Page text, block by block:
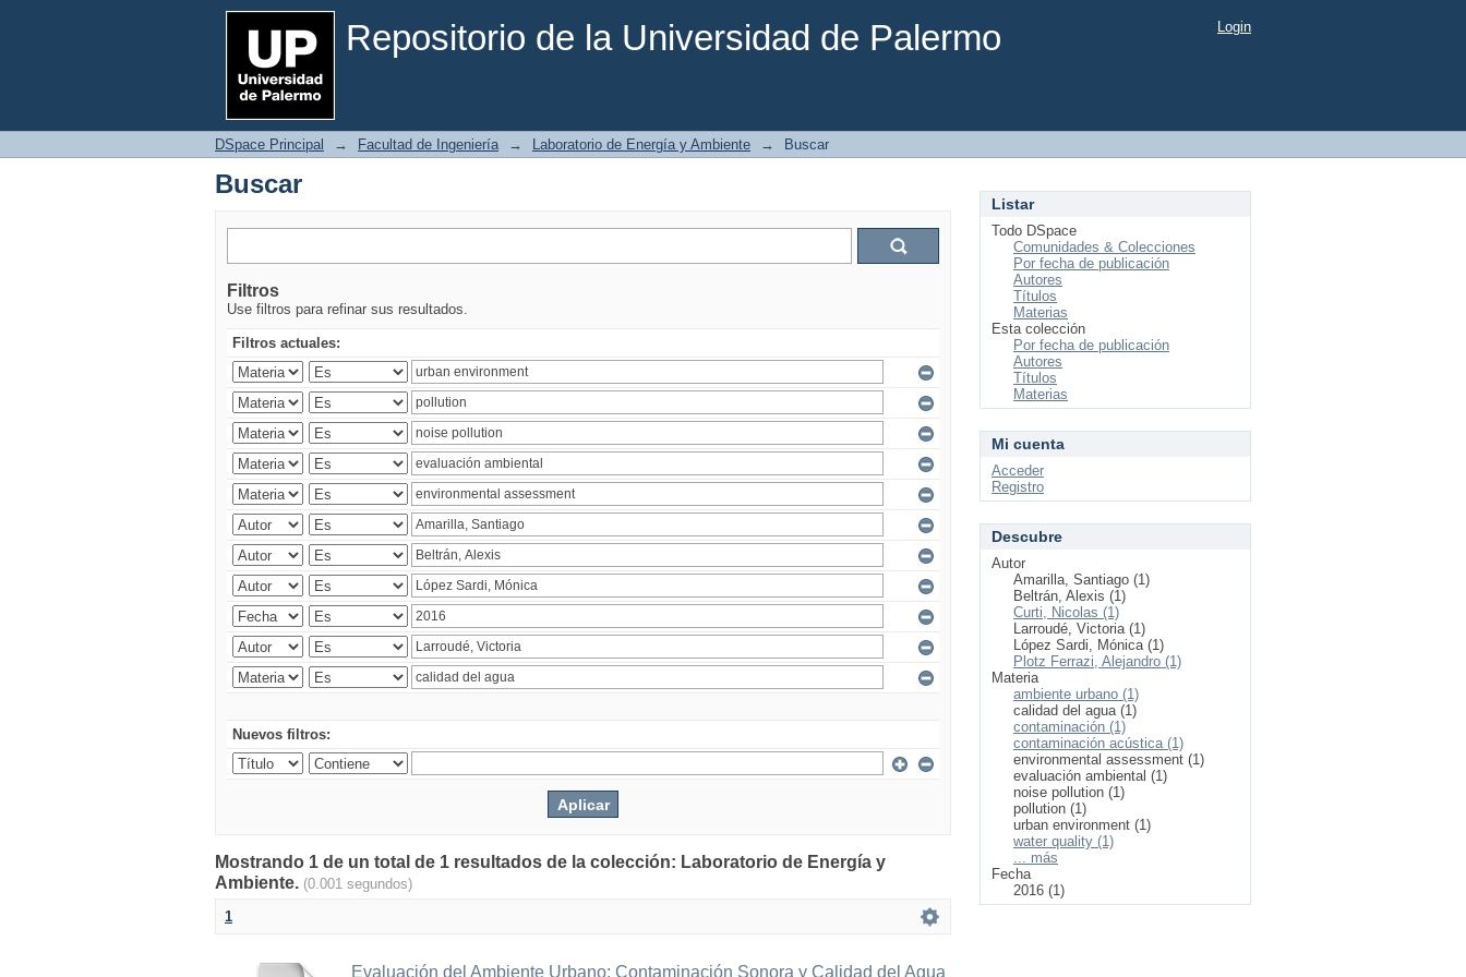
Repositorio de la Universidad de Palermo
Buscar Login
DSpace Principal → Facultad de Ingeniería → Laboratorio de Energía y Ambiente → Buscar
Buscar
Filtros
Use filtros para refinar sus resultados.
Filtros actuales:
Nuevos filtros:
Mostrando 1 de un total de 1 resultados de la colección: Laboratorio de Energía y
Ambiente. (0.001 segundos)
1
Evaluación del Ambiente Urbano: Contaminación Sonora y Calidad del Agua
Listar
Todo DSpace
Comunidades & Colecciones
Por fecha de publicación
Autores
Títulos
Materias
Esta colección
Por fecha de publicación
Autores
Títulos
Materias
Mi cuenta
Acceder
Registro
Descubre
Autor
Amarilla, Santiago (1)
Beltrán, Alexis (1)
Curti, Nicolas (1)
Larroudé, Victoria (1)
López Sardi, Mónica (1)
Plotz Ferrazi, Alejandro (1)
Materia
ambiente urbano (1)
calidad del agua (1)
contaminación (1)
contaminación acústica (1)
environmental assessment (1)
evaluación ambiental (1)
noise pollution (1)
pollution (1)
urban environment (1)
water quality (1)
... más
Fecha
2016 (1)